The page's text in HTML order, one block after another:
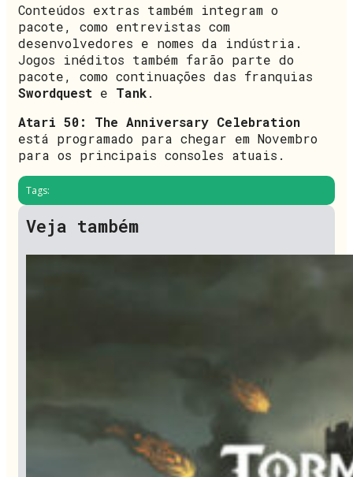
Conteúdos extras também integram o
pacote, como entrevistas com
desenvolvedores e nomes da indústria.
Jogos inéditos também farão parte do
pacote, como continuações das franquias
Swordquest e Tank.
Atari 50: The Anniversary Celebration
está programado para chegar em Novembro
para os principais consoles atuais.
Tags:
Veja também